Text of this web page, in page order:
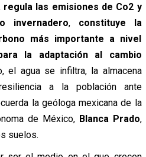
regula las emisiones de Co2 y
invernadero, constituye la
más importante a nivel
la adaptación al cambio
el agua se infiltra, la almacena
a la población ante
la geóloga mexicana de la
de México, Blanca Prado,
suelos.